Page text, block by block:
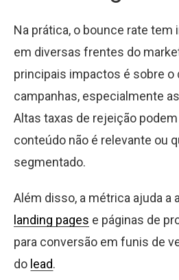
Na prática, o bounce rate
em diversas frentes do
principais impactos é sobre o
campanhas, especialmente
Altas taxas de rejeição
conteúdo não é relevante ou
segmentado.
Além disso, a métrica ajuda a
landing pages e páginas de
para conversão em funis de
do lead.